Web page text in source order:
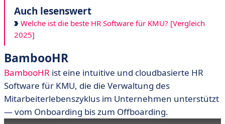
Auch lesenswert
Welche ist die beste HR Software für KMU? [Vergleich
2025]
BambooHR
BambooHR ist eine intuitive und cloudbasierte HR
Software für KMU, die die Verwaltung des
Mitarbeiterlebenszyklus im Unternehmen unterstützt
— vom Onboarding bis zum Offboarding.